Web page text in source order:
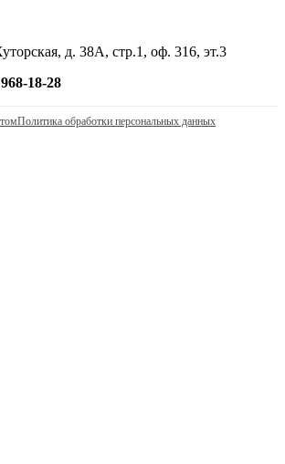
д. 38А, стр.1, оф. 316, эт.3
18-28
Политика обработки персональных данных